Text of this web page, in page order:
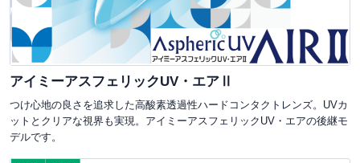
アイミーアスフェリックUV・エアⅡ
つけ心地の良さを追求した高酸素透過性ハードコンタクトレンズ。UVカ
ットとクリアな視界も実現。アイミーアスフェリックUV・エアの後継モ
デルです。